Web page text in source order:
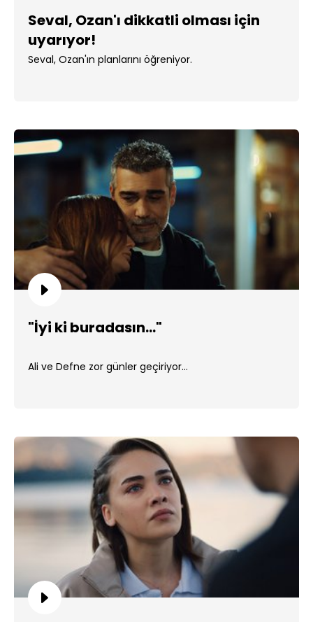
Seval, Ozan'ı dikkatli olması için
uyarıyor!
Seval, Ozan'ın planlarını öğreniyor.
"İyi ki buradasın..."
Ali ve Defne zor günler geçiriyor...